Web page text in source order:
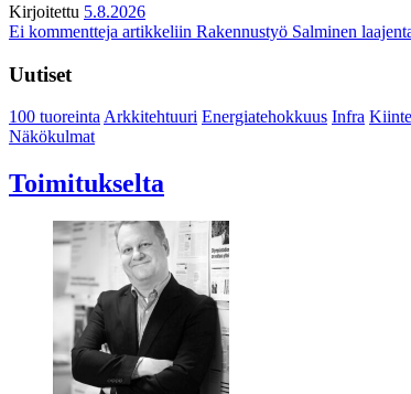
Kirjoitettu 5.8.2026
Ei kommentteja artikkeliin Rakennustyö Salminen
Uutiset
100 tuoreintaArkkitehtuuri Energiatehokkuus Infra
Näkökulmat
Toimitukselta